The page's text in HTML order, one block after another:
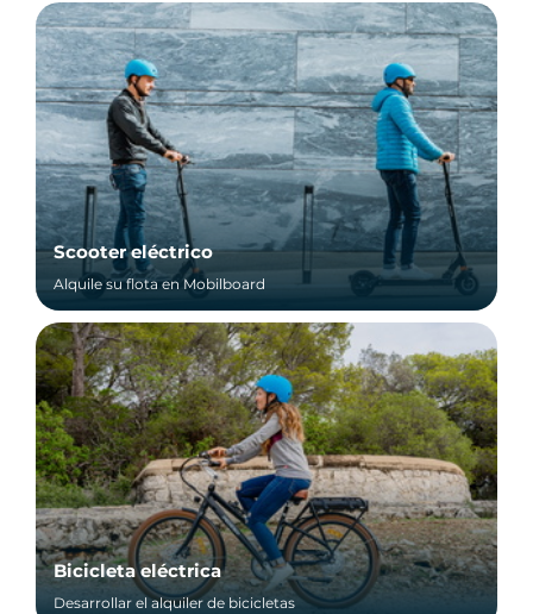
Scooter eléctrico
Alquile su flota en Mobilboard
Bicicleta eléctrica
Desarrollar el alquiler de bicicletas